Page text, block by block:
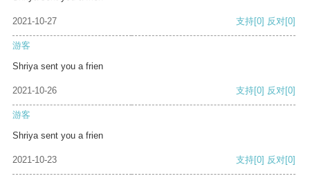
2021-10-27 支持[0] 反对[0]
游客
Shriya sent you a frien
2021-10-26 支持[0] 反对[0]
游客
Shriya sent you a frien
2021-10-23 支持[0] 反对[0]